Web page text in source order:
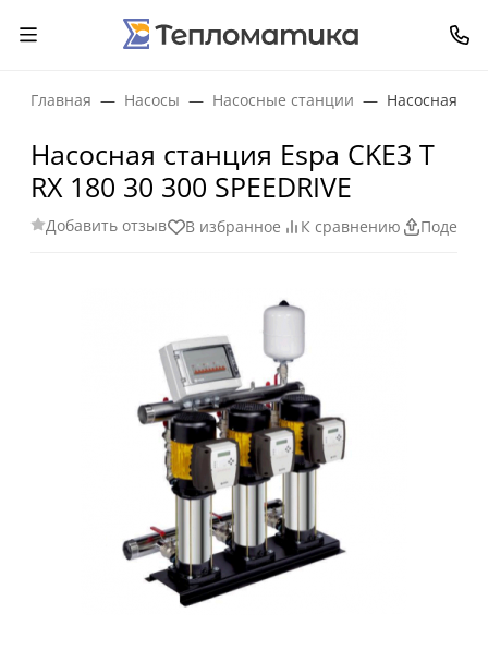
Главная Насосы Насосные станции Насосная
Насосная станция Espa CKE3 T
RX 180 30 300 SPEEDRIVE
Добавить отзыв В избранное К сравнению